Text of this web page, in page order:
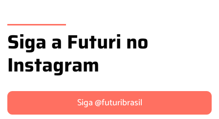
Siga a Futuri no
Instagram
Siga @futuribrasil